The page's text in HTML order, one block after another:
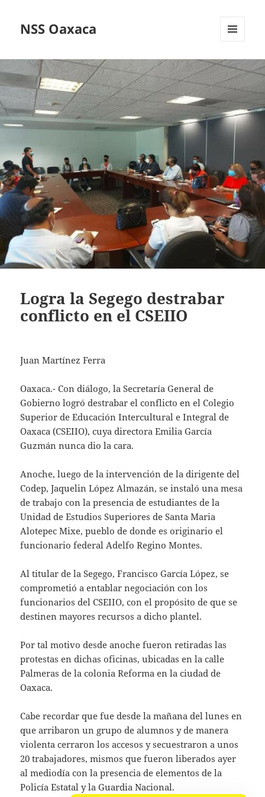
NSS Oaxaca
WIDGETS
Logra la Segego destrabar
conflicto en el CSEIIO
Juan Martínez Ferra
Oaxaca.- Con diálogo, la Secretaría General de
Gobierno logró destrabar el conflicto en el Colegio
Superior de Educación Intercultural e Integral de
Oaxaca (CSEIIO), cuya directora Emilia García
Guzmán nunca dio la cara.
Anoche, luego de la intervención de la dirigente del
Codep, Jaquelin López Almazán, se instaló una mesa
de trabajo con la presencia de estudiantes de la
Unidad de Estudios Superiores de Santa Maria
Alotepec Mixe, pueblo de donde es originario el
funcionario federal Adelfo Regino Montes.
Al titular de la Segego, Francisco García López, se
comprometió a entablar negociación con los
funcionarios del CSEIIO, con el propósito de que se
destinen mayores recursos a dicho plantel.
Por tal motivo desde anoche fueron retiradas las
protestas en dichas oficinas, ubicadas en la calle
Palmeras de la colonia Reforma en la ciudad de
Oaxaca.
Cabe recordar que fue desde la mañana del lunes en
que arribaron un grupo de alumnos y de manera
violenta cerraron los accesos y secuestraron a unos
20 trabajadores, mismos que fueron liberados ayer
al mediodía con la presencia de elementos de la
Policía Estatal y la Guardia Nacional.